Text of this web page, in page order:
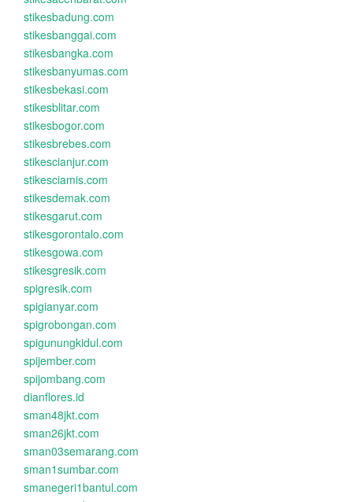
stikesbadung.com
stikesbanggai.com
stikesbangka.com
stikesbanyumas.com
stikesbekasi.com
stikesblitar.com
stikesbogor.com
stikesbrebes.com
stikescianjur.com
stikesciamis.com
stikesdemak.com
stikesgarut.com
stikesgorontalo.com
stikesgowa.com
stikesgresik.com
spigresik.com
spigianyar.com
spigrobongan.com
spigunungkidul.com
spijember.com
spijombang.com
dianflores.id
sman48jkt.com
sman26jkt.com
sman03semarang.com
sman1sumbar.com
smanegeri1bantul.com